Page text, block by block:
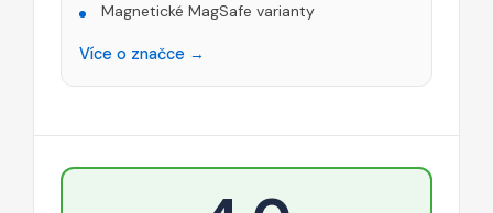
Magnetické MagSafe varianty
Více o značce →